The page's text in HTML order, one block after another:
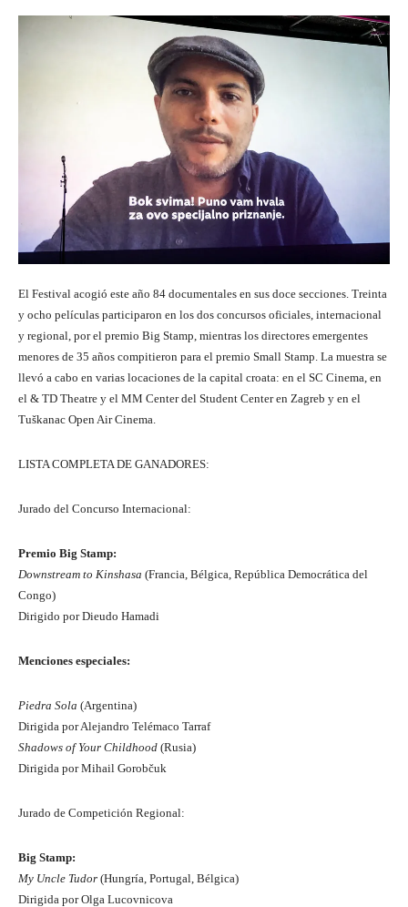
El Festival acogió este año 84 documentales en sus doce secciones. Treinta
y ocho películas participaron en los dos concursos oficiales, internacional
y regional, por el premio Big Stamp, mientras los directores emergentes
menores de 35 años compitieron para el premio Small Stamp. La muestra se
llevó a cabo en varias locaciones de la capital croata: en el SC Cinema, en
el & TD Theatre y el MM Center del Student Center en Zagreb y en el
Tuškanac Open Air Cinema.
LISTA COMPLETA DE GANADORES:
Jurado del Concurso Internacional:
Premio Big Stamp:
Downstream to Kinshasa (Francia, Bélgica, República Democrática del
Congo)
Dirigido por Dieudo Hamadi
Menciones especiales:
Piedra Sola (Argentina)
Dirigida por Alejandro Telémaco Tarraf
Shadows of Your Childhood (Rusia)
Dirigida por Mihail Gorobčuk
Jurado de Competición Regional:
Big Stamp:
My Uncle Tudor (Hungría, Portugal, Bélgica)
Dirigida por Olga Lucovnicova